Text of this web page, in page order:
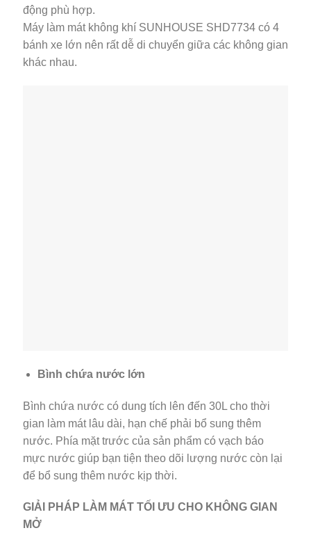
động phù hợp.
Máy làm mát không khí SUNHOUSE SHD7734 có 4
bánh xe lớn nên rất dễ di chuyển giữa các không gian
khác nhau.
Bình chứa nước lớn
Bình chứa nước có dung tích lên đến 30L cho thời
gian làm mát lâu dài, hạn chế phải bổ sung thêm
nước. Phía mặt trước của sản phẩm có vạch báo
mực nước giúp bạn tiện theo dõi lượng nước còn lại
để bổ sung thêm nước kịp thời.
GIẢI PHÁP LÀM MÁT TỐI ƯU CHO KHÔNG GIAN
MỞ